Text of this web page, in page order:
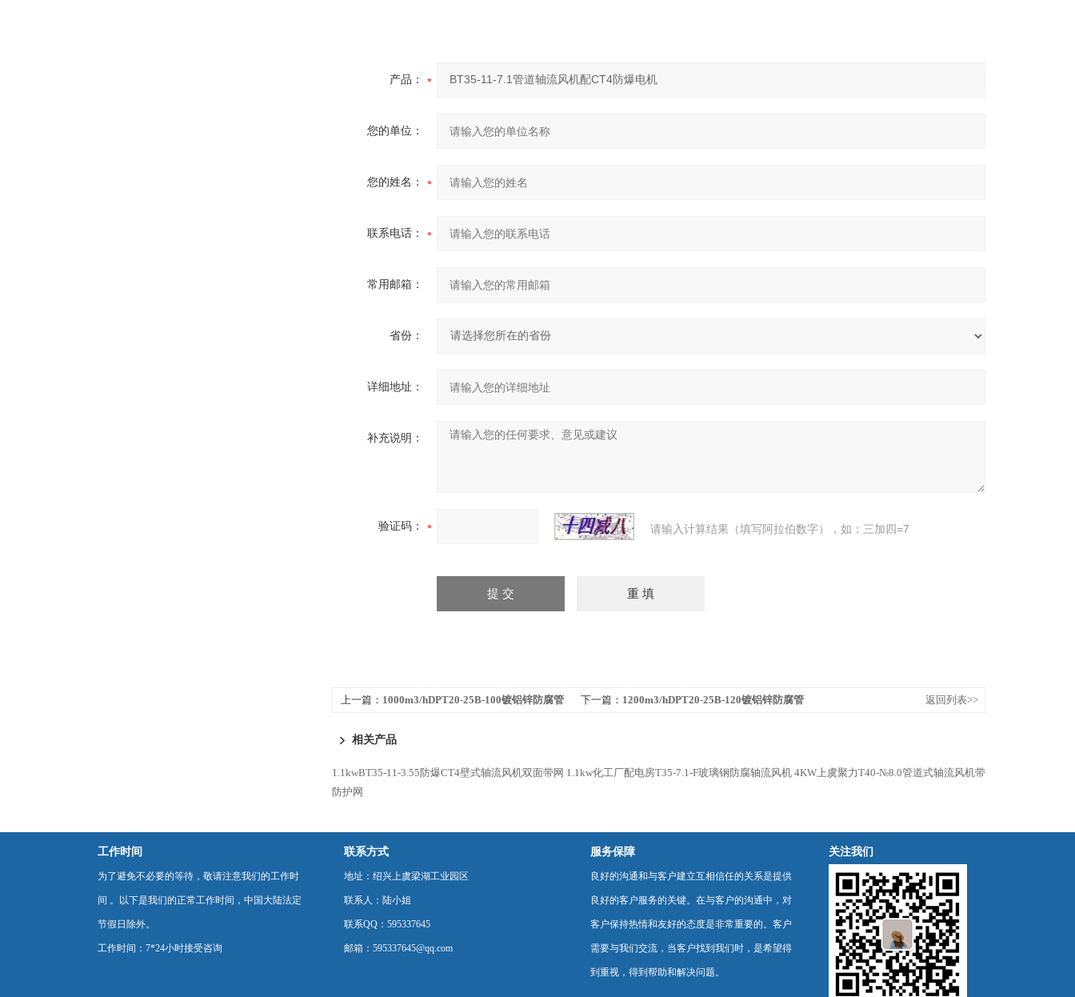
产品：
您的单位：
您的姓名：
联系电话：
常用邮箱：
省份：
详细地址：
补充说明：
验证码： 请输入计算结果（填写阿拉伯数字），如：三加四=7
上一篇： 1000m3/hDPT20-25B-100镀铝锌防腐管
下一篇： 1200m3/hDPT20-25B-120镀铝锌防腐管
返回列表>>
相关产品
1.1kwBT35-11-3.55防爆CT4壁式轴流风机双面带网 1.1kw化工厂配电房T35-7.1-F玻璃钢防腐轴流风机 4KW上虞聚力T40-№8.0管道式轴流风机带
防护网
工作时间
为了避免不必要的等待，敬请注意我们的工作时
间 。以下是我们的正常工作时间，中国大陆法定
节假日除外。
工作时间：7*24小时接受咨询
联系方式
地址：绍兴上虞梁湖工业园区
联系人：陆小姐
联系QQ：595337645
邮箱：595337645@qq.com
服务保障
良好的沟通和与客户建立互相信任的关系是提供
良好的客户服务的关键。在与客户的沟通中，对
客户保持热情和友好的态度是非常重要的。客户
需要与我们交流，当客户找到我们时，是希望得
到重视，得到帮助和解决问题。
关注我们